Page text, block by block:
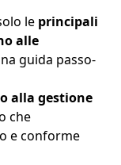
le principali
alle
guida passo-
alla gestione
che
e conforme